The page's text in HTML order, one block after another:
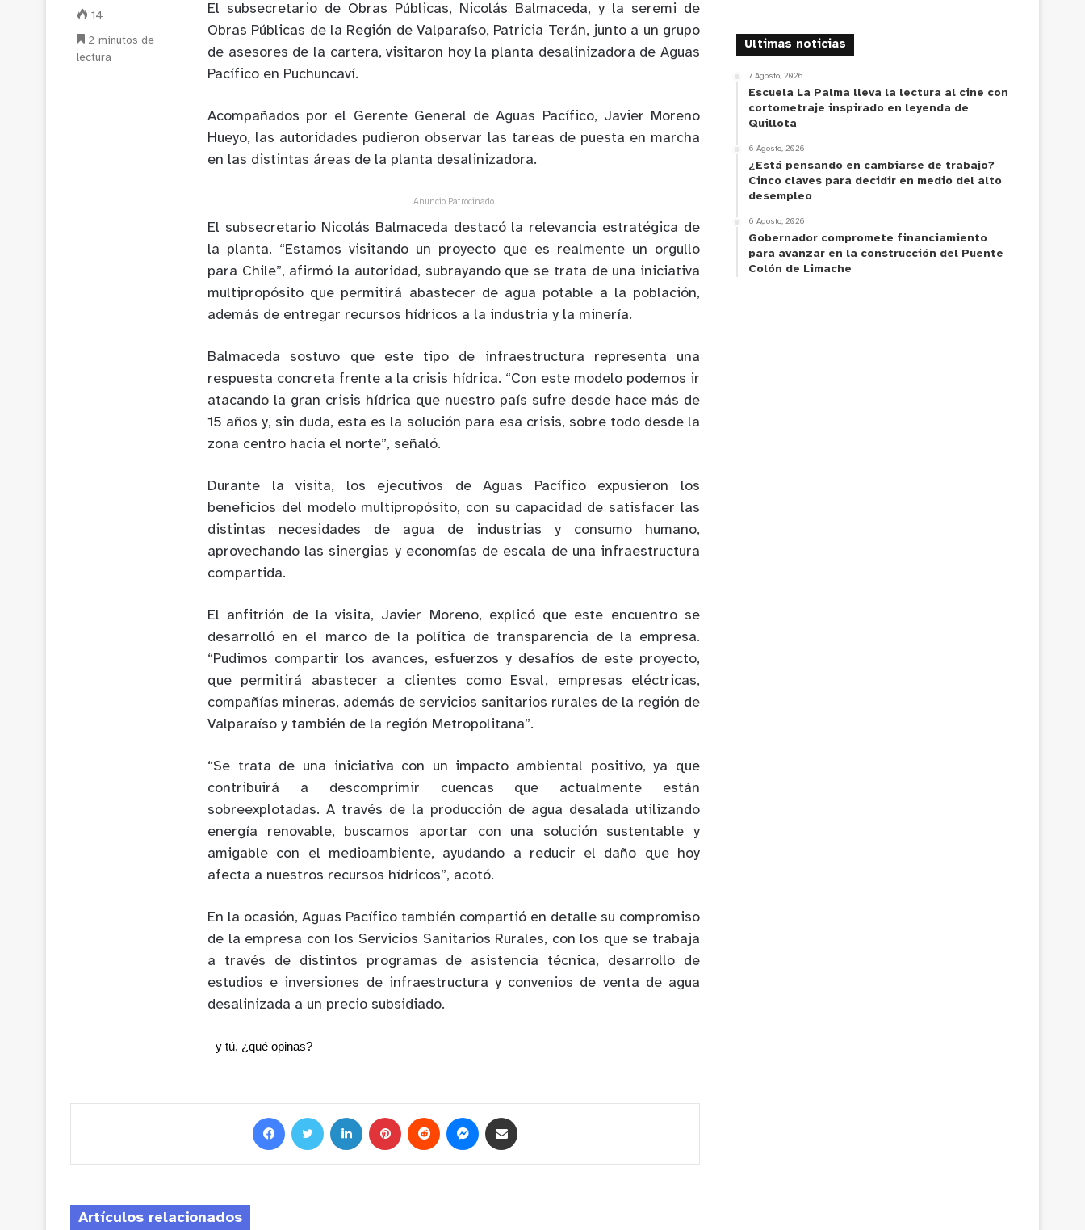
El subsecretario de Obras Públicas, Nicolás Balmaceda, y la seremi de
Obras Públicas de la Región de Valparaíso, Patricia Terán, junto a un grupo
de asesores de la cartera, visitaron hoy la planta desalinizadora de Aguas
Pacífico en Puchuncaví.
Acompañados por el Gerente General de Aguas Pacífico, Javier Moreno
Hueyo, las autoridades pudieron observar las tareas de puesta en marcha
en las distintas áreas de la planta desalinizadora.
Anuncio Patrocinado
El subsecretario Nicolás Balmaceda destacó la relevancia estratégica de
la planta. “Estamos visitando un proyecto que es realmente un orgullo
para Chile”, afirmó la autoridad, subrayando que se trata de una iniciativa
multipropósito que permitirá abastecer de agua potable a la población,
además de entregar recursos hídricos a la industria y la minería.
Balmaceda sostuvo que este tipo de infraestructura representa una
respuesta concreta frente a la crisis hídrica. “Con este modelo podemos ir
atacando la gran crisis hídrica que nuestro país sufre desde hace más de
15 años y, sin duda, esta es la solución para esa crisis, sobre todo desde la
zona centro hacia el norte”, señaló.
Durante la visita, los ejecutivos de Aguas Pacífico expusieron los
beneficios del modelo multipropósito, con su capacidad de satisfacer las
distintas necesidades de agua de industrias y consumo humano,
aprovechando las sinergias y economías de escala de una infraestructura
compartida.
El anfitrión de la visita, Javier Moreno, explicó que este encuentro se
desarrolló en el marco de la política de transparencia de la empresa.
“Pudimos compartir los avances, esfuerzos y desafíos de este proyecto,
que permitirá abastecer a clientes como Esval, empresas eléctricas,
compañías mineras, además de servicios sanitarios rurales de la región de
Valparaíso y también de la región Metropolitana”.
“Se trata de una iniciativa con un impacto ambiental positivo, ya que
contribuirá a descomprimir cuencas que actualmente están
sobreexplotadas. A través de la producción de agua desalada utilizando
energía renovable, buscamos aportar con una solución sustentable y
amigable con el medioambiente, ayudando a reducir el daño que hoy
afecta a nuestros recursos hídricos”, acotó.
En la ocasión, Aguas Pacífico también compartió en detalle su compromiso
de la empresa con los Servicios Sanitarios Rurales, con los que se trabaja
a través de distintos programas de asistencia técnica, desarrollo de
estudios e inversiones de infraestructura y convenios de venta de agua
desalinizada a un precio subsidiado.
y tú, ¿qué opinas?
14
2 minutos de
lectura
Artículos relacionados
Ultimas noticias
7 Agosto, 2026
Escuela La Palma lleva la lectura al cine con
cortometraje inspirado en leyenda de
Quillota
6 Agosto, 2026
¿Está pensando en cambiarse de trabajo?
Cinco claves para decidir en medio del alto
desempleo
6 Agosto, 2026
Gobernador compromete financiamiento
para avanzar en la construcción del Puente
Colón de Limache